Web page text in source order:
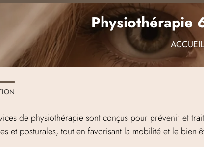
Physiothérapie
ACCUEIL
de physiothérapie sont conçus pour prévenir et
et posturales, tout en favorisant la mobilité et le bien-